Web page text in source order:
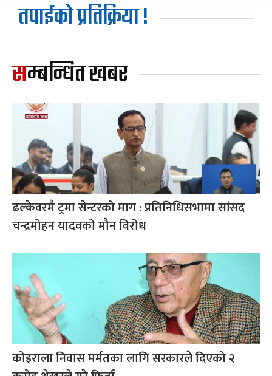
तपाईको प्रतिक्रिया !
सम्बन्धित खबर
ढल्केवरमै ट्रमा सेन्टरको माग : प्रतिनिधिसभामा सांसद
चन्द्रमोहन यादवको मौन विरोध
कोइराला निवास मर्मतका लागि सरकारले दिएको २